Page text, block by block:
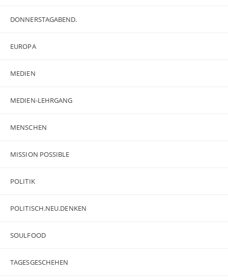
DONNERSTAGABEND.
EUROPA
MEDIEN
MEDIEN-LEHRGANG
MENSCHEN
MISSION POSSIBLE
POLITIK
POLITISCH.NEU.DENKEN
SOULFOOD
TAGESGESCHEHEN